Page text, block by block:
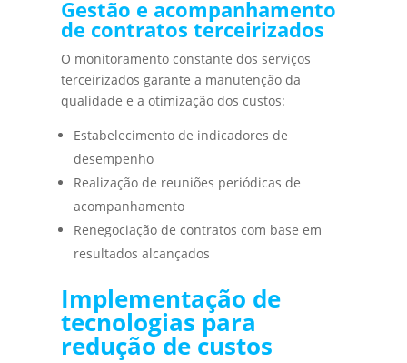
Gestão e acompanhamento
de contratos terceirizados
O monitoramento constante dos serviços
terceirizados garante a manutenção da
qualidade e a otimização dos custos:
Estabelecimento de indicadores de
desempenho
Realização de reuniões periódicas de
acompanhamento
Renegociação de contratos com base em
resultados alcançados
Implementação de
tecnologias para
redução de custos